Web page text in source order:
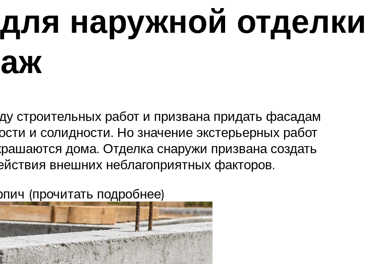
наружной отделки
строительных работ и призвана придать фасадам
и солидности. Но значение экстерьерных работ
дома. Отделка снаружи призвана создать
внешних неблагоприятных факторов.
(прочитать подробнее)